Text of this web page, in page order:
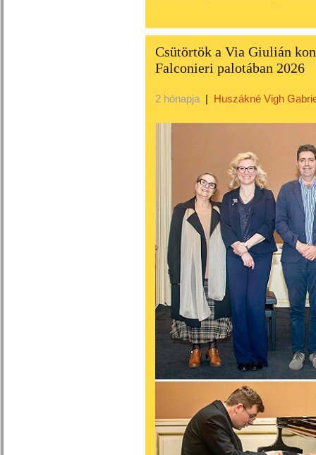
Csütörtök a Via Giulián
Falconieri palotában 2026
2 hónapja | Huszákné Vigh